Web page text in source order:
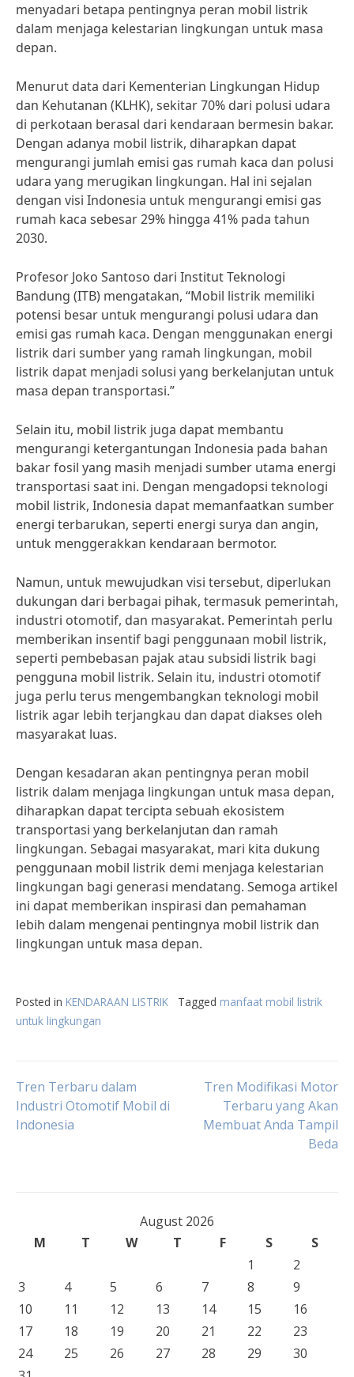
menyadari betapa pentingnya peran mobil listrik
dalam menjaga kelestarian lingkungan untuk masa
depan.
Menurut data dari Kementerian Lingkungan Hidup
dan Kehutanan (KLHK), sekitar 70% dari polusi udara
di perkotaan berasal dari kendaraan bermesin bakar.
Dengan adanya mobil listrik, diharapkan dapat
mengurangi jumlah emisi gas rumah kaca dan polusi
udara yang merugikan lingkungan. Hal ini sejalan
dengan visi Indonesia untuk mengurangi emisi gas
rumah kaca sebesar 29% hingga 41% pada tahun
2030.
Profesor Joko Santoso dari Institut Teknologi
Bandung (ITB) mengatakan, “Mobil listrik memiliki
potensi besar untuk mengurangi polusi udara dan
emisi gas rumah kaca. Dengan menggunakan energi
listrik dari sumber yang ramah lingkungan, mobil
listrik dapat menjadi solusi yang berkelanjutan untuk
masa depan transportasi.”
Selain itu, mobil listrik juga dapat membantu
mengurangi ketergantungan Indonesia pada bahan
bakar fosil yang masih menjadi sumber utama energi
transportasi saat ini. Dengan mengadopsi teknologi
mobil listrik, Indonesia dapat memanfaatkan sumber
energi terbarukan, seperti energi surya dan angin,
untuk menggerakkan kendaraan bermotor.
Namun, untuk mewujudkan visi tersebut, diperlukan
dukungan dari berbagai pihak, termasuk pemerintah,
industri otomotif, dan masyarakat. Pemerintah perlu
memberikan insentif bagi penggunaan mobil listrik,
seperti pembebasan pajak atau subsidi listrik bagi
pengguna mobil listrik. Selain itu, industri otomotif
juga perlu terus mengembangkan teknologi mobil
listrik agar lebih terjangkau dan dapat diakses oleh
masyarakat luas.
Dengan kesadaran akan pentingnya peran mobil
listrik dalam menjaga lingkungan untuk masa depan,
diharapkan dapat tercipta sebuah ekosistem
transportasi yang berkelanjutan dan ramah
lingkungan. Sebagai masyarakat, mari kita dukung
penggunaan mobil listrik demi menjaga kelestarian
lingkungan bagi generasi mendatang. Semoga artikel
ini dapat memberikan inspirasi dan pemahaman
lebih dalam mengenai pentingnya mobil listrik dan
lingkungan untuk masa depan.
Posted in KENDARAAN LISTRIK Tagged manfaat mobil listrik
untuk lingkungan
Post
navigation
Tren Terbaru dalam
Industri Otomotif Mobil di
Indonesia
Tren Modifikasi Motor
Terbaru yang Akan
Membuat Anda Tampil
Beda
August 2026
M
T W T F S
S
1
2
3
4 5 6 7 8
9
10
11 12 13 14 15
16
17
18 19 20 21 22
23
24
25 26 27 28 29
30